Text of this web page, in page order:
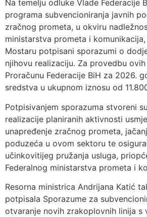
Na temelju odluke Vlade Federacije
programa subvencioniranja javnih
zračnog prometa, u okviru
ministarstva prometa i
Mostaru potpisani sporazumi o
njihovu realizaciju. Za provedbu
Proračunu Federacije BiH za 2026.
sredstva u ukupnom iznosu od
Potpisivanjem sporazuma stvoreni
realizacije planiranih aktivnosti
unapređenje zračnog prometa,
poduzeća u ovom sektoru te
učinkovitijeg pružanja usluga,
Federalnog ministarstva prometa i
Resorna ministrica Andrijana Katić
potpisala Sporazume za
otvaranje novih zrakoplovnih linija s